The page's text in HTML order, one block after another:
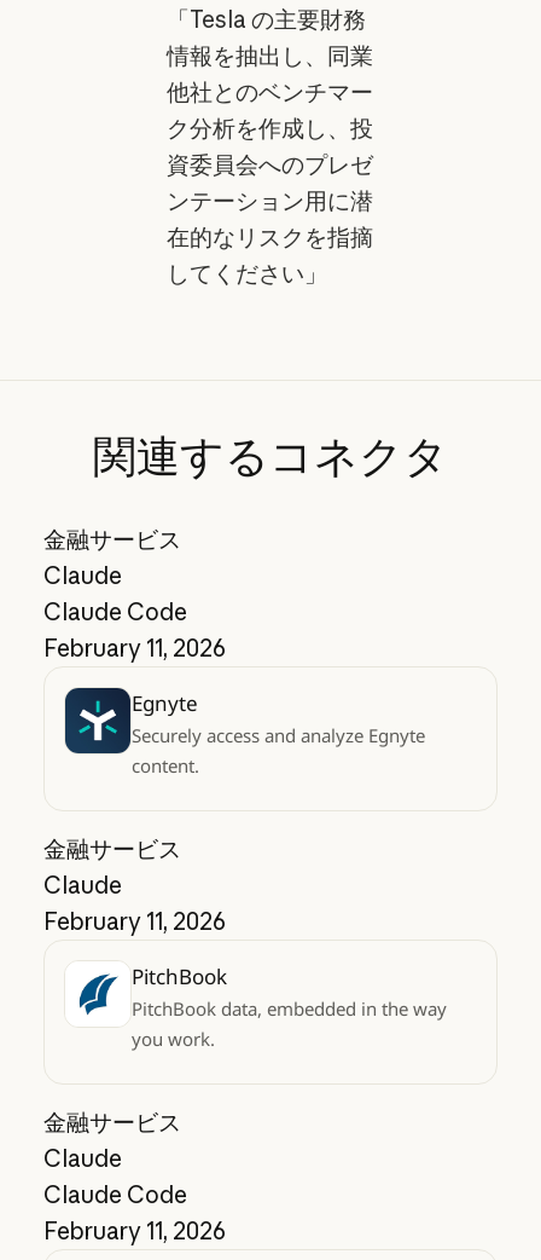
「Tesla の主要財務
情報を抽出し、同業
他社とのベンチマー
ク分析を作成し、投
資委員会へのプレゼ
ンテーション用に潜
在的なリスクを指摘
してください」
関連するコネクタ
金融サービス
Claude
Claude Code
February 11, 2026
Egnyte
Securely access and analyze Egnyte
content.
金融サービス
Claude
February 11, 2026
PitchBook
PitchBook data, embedded in the way
you work.
金融サービス
Claude
Claude Code
February 11, 2026